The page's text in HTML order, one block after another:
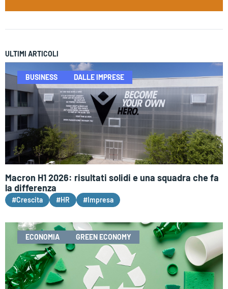
ULTIMI ARTICOLI
BUSINESS DALLE IMPRESE
Macron H1 2026: risultati solidi e una squadra che fa
la differenza
#Crescita #HR #Impresa
ECONOMIA GREEN ECONOMY